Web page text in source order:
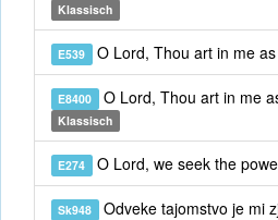
Klassisch
E539 O Lord, Thou art in me
E8400 O Lord, Thou art in me
Klassisch
E274 O Lord, we seek the
Sk948 Odveke tajomstvo je mi